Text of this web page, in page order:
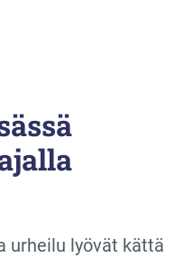
urheilu lyövät kättä